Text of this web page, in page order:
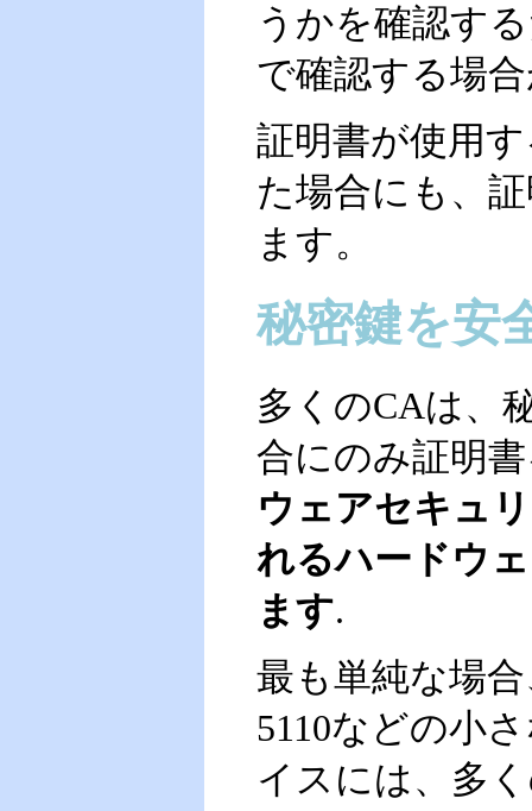
うかを確認す
で確認する場
証明書が使用
た場合にも、
ます。
秘密鍵を安
多くのCAは、
合にのみ証明
ウェアセキュ
れるハードウ
ます.
最も単純な場合
5110などの小
イスには、多